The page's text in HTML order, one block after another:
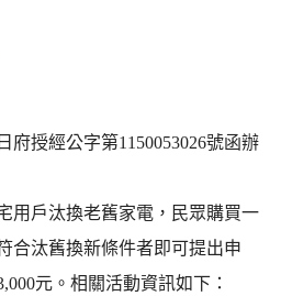
府授經公字第1150053026號函辦
用戶汰換老舊家電，民眾購買一
合汰舊換新條件者即可提出申
元。相關活動資訊如下：